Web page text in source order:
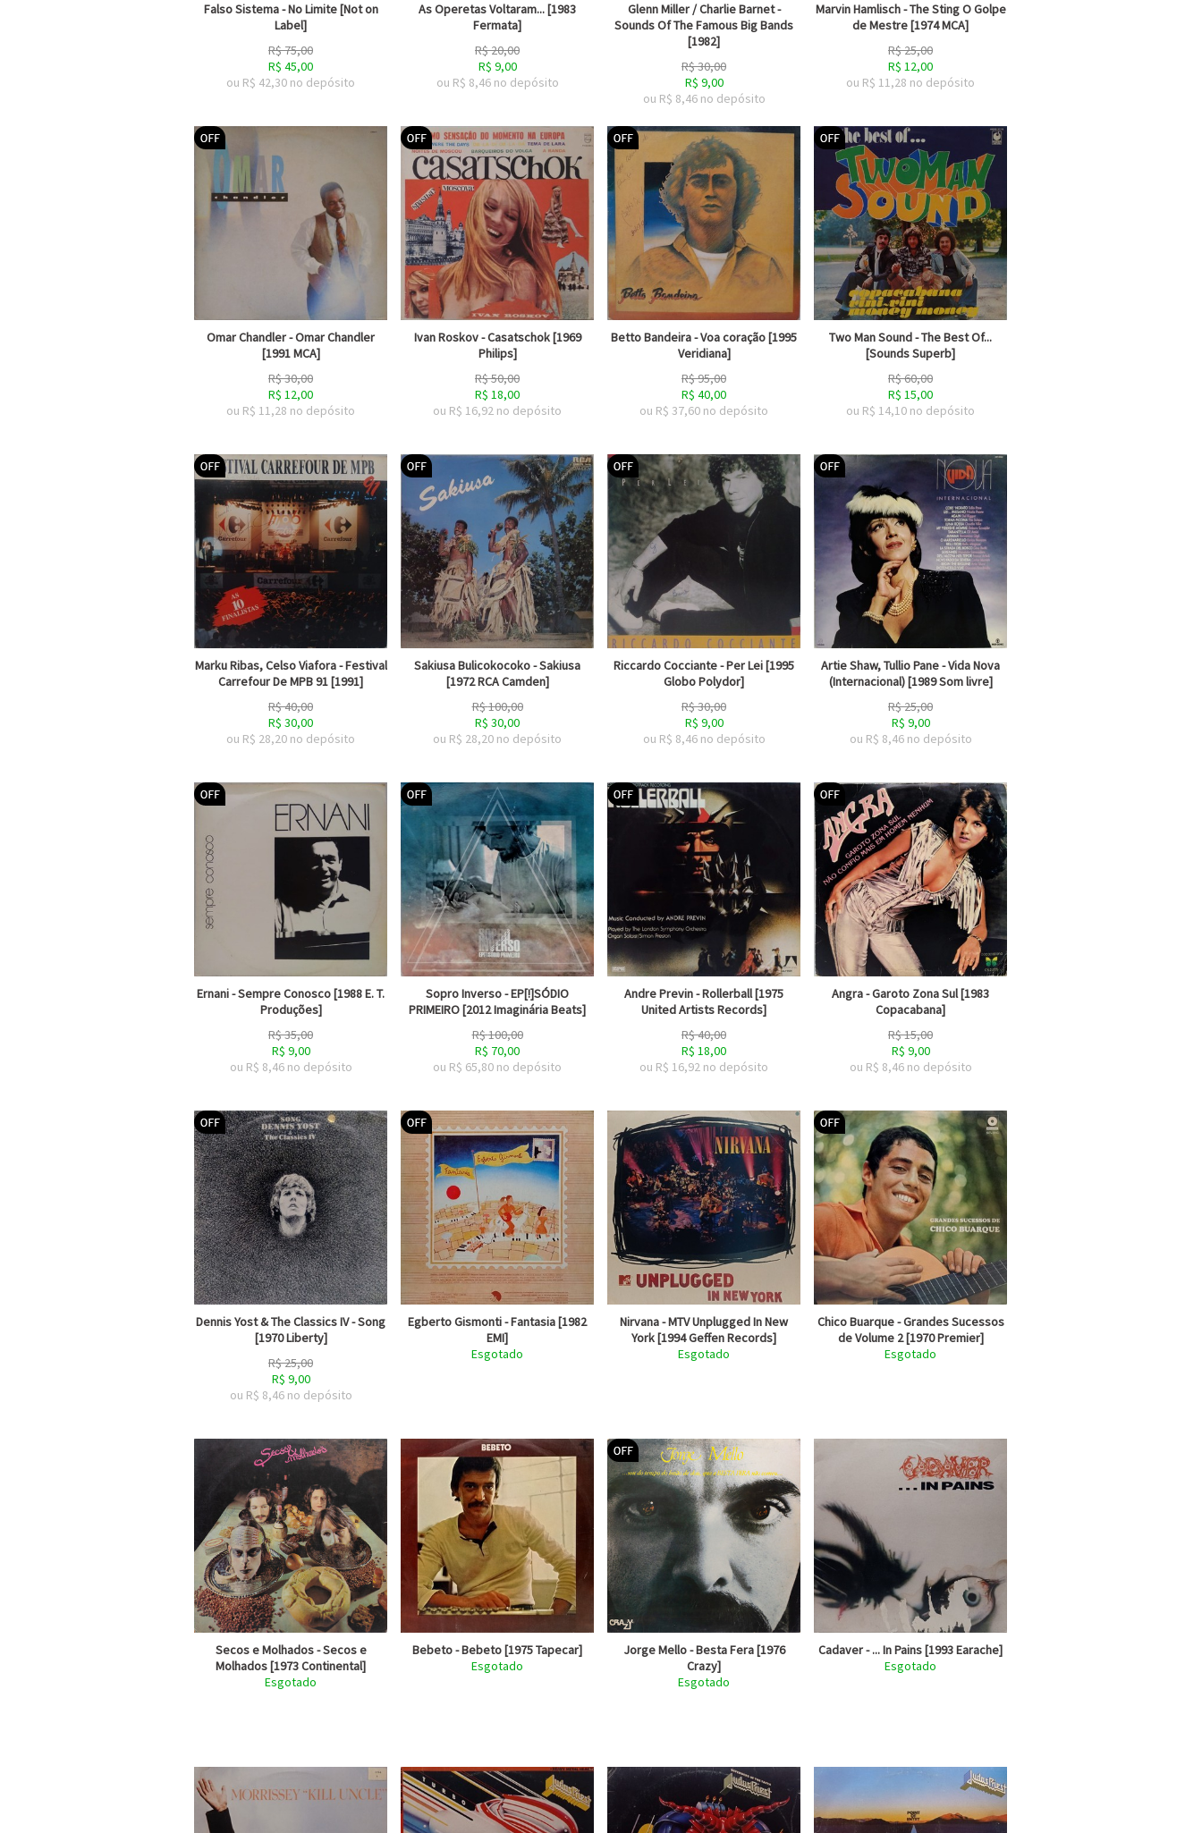
Falso Sistema - No Limite [Not on
Label]
R$75,00
R$ 45,00
ou R$ 42,30 no depósito
As Operetas Voltaram... [1983
Fermata]
R$20,00
R$ 9,00
ou R$ 8,46 no depósito
Glenn Miller / Charlie Barnet -
Sounds Of The Famous Big Bands
[1982]
R$30,00
R$ 9,00
ou R$ 8,46 no depósito
Marvin Hamlisch - The Sting O Golpe
de Mestre [1974 MCA]
R$25,00
R$ 12,00
ou R$ 11,28 no depósito
Omar Chandler - Omar Chandler
[1991 MCA]
R$30,00
R$ 12,00
ou R$ 11,28 no depósito
Ivan Roskov - Casatschok [1969
Philips]
R$50,00
R$ 18,00
ou R$ 16,92 no depósito
Betto Bandeira - Voa coração [1995
Veridiana]
R$95,00
R$ 40,00
ou R$ 37,60 no depósito
Two Man Sound - The Best Of...
[Sounds Superb]
R$60,00
R$ 15,00
ou R$ 14,10 no depósito
Marku Ribas, Celso Viafora - Festival
Carrefour De MPB 91 [1991]
R$40,00
R$ 30,00
ou R$ 28,20 no depósito
Sakiusa Bulicokocoko - Sakiusa
[1972 RCA Camden]
R$100,00
R$ 30,00
ou R$ 28,20 no depósito
Riccardo Cocciante - Per Lei [1995
Globo Polydor]
R$30,00
R$ 9,00
ou R$ 8,46 no depósito
Artie Shaw, Tullio Pane - Vida Nova
(Internacional) [1989 Som livre]
R$25,00
R$ 9,00
ou R$ 8,46 no depósito
Ernani - Sempre Conosco [1988 E. T.
Produções]
R$35,00
R$ 9,00
ou R$ 8,46 no depósito
Sopro Inverso - EP[!]SÓDIO
PRIMEIRO [2012 Imaginária Beats]
R$100,00
R$ 70,00
ou R$ 65,80 no depósito
Andre Previn - Rollerball [1975
United Artists Records]
R$40,00
R$ 18,00
ou R$ 16,92 no depósito
Angra - Garoto Zona Sul [1983
Copacabana]
R$15,00
R$ 9,00
ou R$ 8,46 no depósito
Dennis Yost & The Classics IV - Song
[1970 Liberty]
R$25,00
R$ 9,00
ou R$ 8,46 no depósito
Egberto Gismonti - Fantasia [1982
EMI]
Esgotado
Nirvana - MTV Unplugged In New
York [1994 Geffen Records]
Esgotado
Chico Buarque - Grandes Sucessos
de Volume 2 [1970 Premier]
Esgotado
Secos e Molhados - Secos e
Molhados [1973 Continental]
Esgotado
Bebeto - Bebeto [1975 Tapecar]
Esgotado
Jorge Mello - Besta Fera [1976
Crazy]
Esgotado
Cadaver - ... In Pains [1993 Earache]
Esgotado